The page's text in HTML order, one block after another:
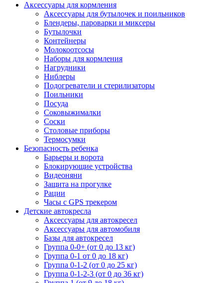
Аксессуары для кормления
Аксессуары для бутылочек и поильников
Блендеры, пароварки и миксеры
Бутылочки
Контейнеры
Молокоотсосы
Наборы для кормления
Нагрудники
Ниблеры
Подогреватели и стерилизаторы
Поильники
Посуда
Соковыжималки
Соски
Столовые приборы
Термосумки
Безопасность ребенка
Барьеры и ворота
Блокирующие устройства
Видеоняни
Защита на прогулке
Рации
Часы с GPS трекером
Детские автокресла
Аксессуары для автокресел
Аксессуары для автомобиля
Базы для автокресел
Группа 0-0+ (от 0 до 13 кг)
Группа 0-1 от 0 до 18 кг)
Группа 0-1-2 (от 0 до 25 кг)
Группа 0-1-2-3 (от 0 до 36 кг)